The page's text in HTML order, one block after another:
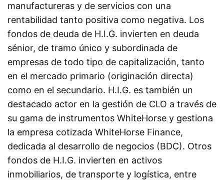
manufactureras y de servicios con una
rentabilidad tanto positiva como negativa. Los
fondos de deuda de H.I.G. invierten en deuda
sénior, de tramo único y subordinada de
empresas de todo tipo de capitalización, tanto
en el mercado primario (originación directa)
como en el secundario. H.I.G. es también un
destacado actor en la gestión de CLO a través de
su gama de instrumentos WhiteHorse y gestiona
la empresa cotizada WhiteHorse Finance,
dedicada al desarrollo de negocios (BDC). Otros
fondos de H.I.G. invierten en activos
inmobiliarios, de transporte y logística, entre